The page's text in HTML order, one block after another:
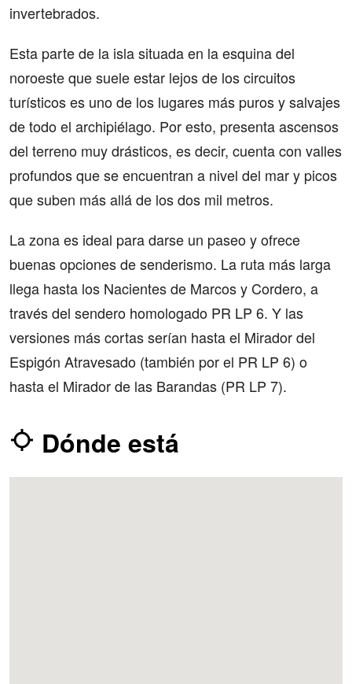
invertebrados.
Esta parte de la isla situada en la esquina del
noroeste que suele estar lejos de los circuitos
turísticos es uno de los lugares más puros y salvajes
de todo el archipiélago. Por esto, presenta ascensos
del terreno muy drásticos, es decir, cuenta con valles
profundos que se encuentran a nivel del mar y picos
que suben más allá de los dos mil metros.
La zona es ideal para darse un paseo y ofrece
buenas opciones de senderismo. La ruta más larga
llega hasta los Nacientes de Marcos y Cordero, a
través del sendero homologado PR LP 6. Y las
versiones más cortas serían hasta el Mirador del
Espigón Atravesado (también por el PR LP 6) o
hasta el Mirador de las Barandas (PR LP 7).
Dónde está